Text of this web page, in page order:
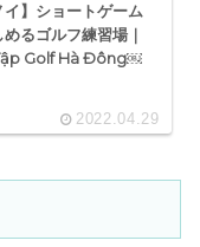
イ】ショートゲーム
るゴルフ練習場｜
Golf Hà Đông￼
2022.04.29